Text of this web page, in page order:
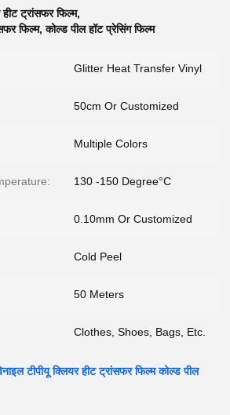
हीट ट्रांसफर फिल्म,
फिल्म,कोल्ड पील हॉट प्रेसिंग फिल्म
Glitter Heat Transfer Vinyl
50cm Or Customized
Multiple Colors
130 -150 Degree°C
0.10mm Or Customized
Cold Peel
50 Meters
Clothes, Shoes, Bags, Etc.
टीपीयू क्लियर हीट ट्रांसफर फिल्म कोल्ड पील